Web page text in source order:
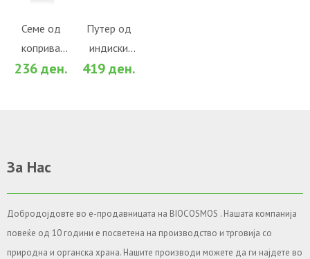
Семе од
коприва
(100гр.)
236 ден.
Во желби
За споредба
Путер од
индиски
орев
419 ден.
Во желби
За споредба
За Нас
Добродојдовте во е-продавницата на BIOCOSMOS . Нашата компанија
повеќе од 10 години е посветена на производство и трговија со
природна и органска храна. Нашите производи можете да ги најдете во